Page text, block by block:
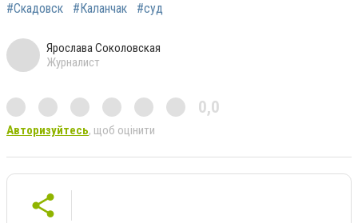
#Скадовск #Каланчак #суд
Ярослава Соколовская
Журналист
0,0
Авторизуйтесь, щоб оцінити